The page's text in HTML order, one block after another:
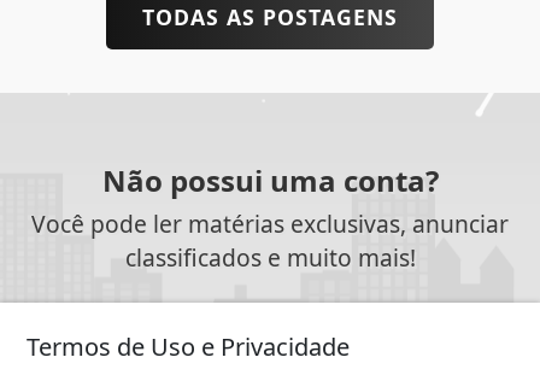
TODAS AS POSTAGENS
Não possui uma conta?
Você pode ler matérias exclusivas, anunciar
classificados e muito mais!
Termos de Uso e Privacidade